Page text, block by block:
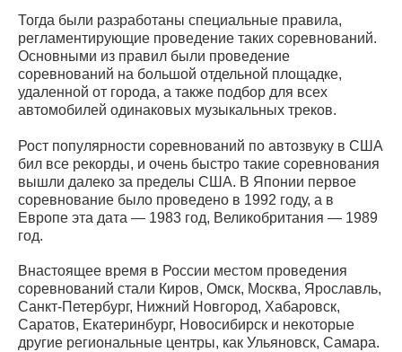
Тогда были разработаны специальные правила,
регламентирующие проведение таких соревнований.
Основными из правил были проведение
соревнований на большой отдельной площадке,
удаленной от города, а также подбор для всех
автомобилей одинаковых музыкальных треков.
Рост популярности соревнований по автозвуку в США
бил все рекорды, и очень быстро такие соревнования
вышли далеко за пределы США. В Японии первое
соревнование было проведено в 1992 году, а в
Европе эта дата — 1983 год, Великобритания — 1989
год.
Внастоящее время в России местом проведения
соревнований стали Киров, Омск, Москва, Ярославль,
Санкт-Петербург, Нижний Новгород, Хабаровск,
Саратов, Екатеринбург, Новосибирск и некоторые
другие региональные центры, как Ульяновск, Самара.